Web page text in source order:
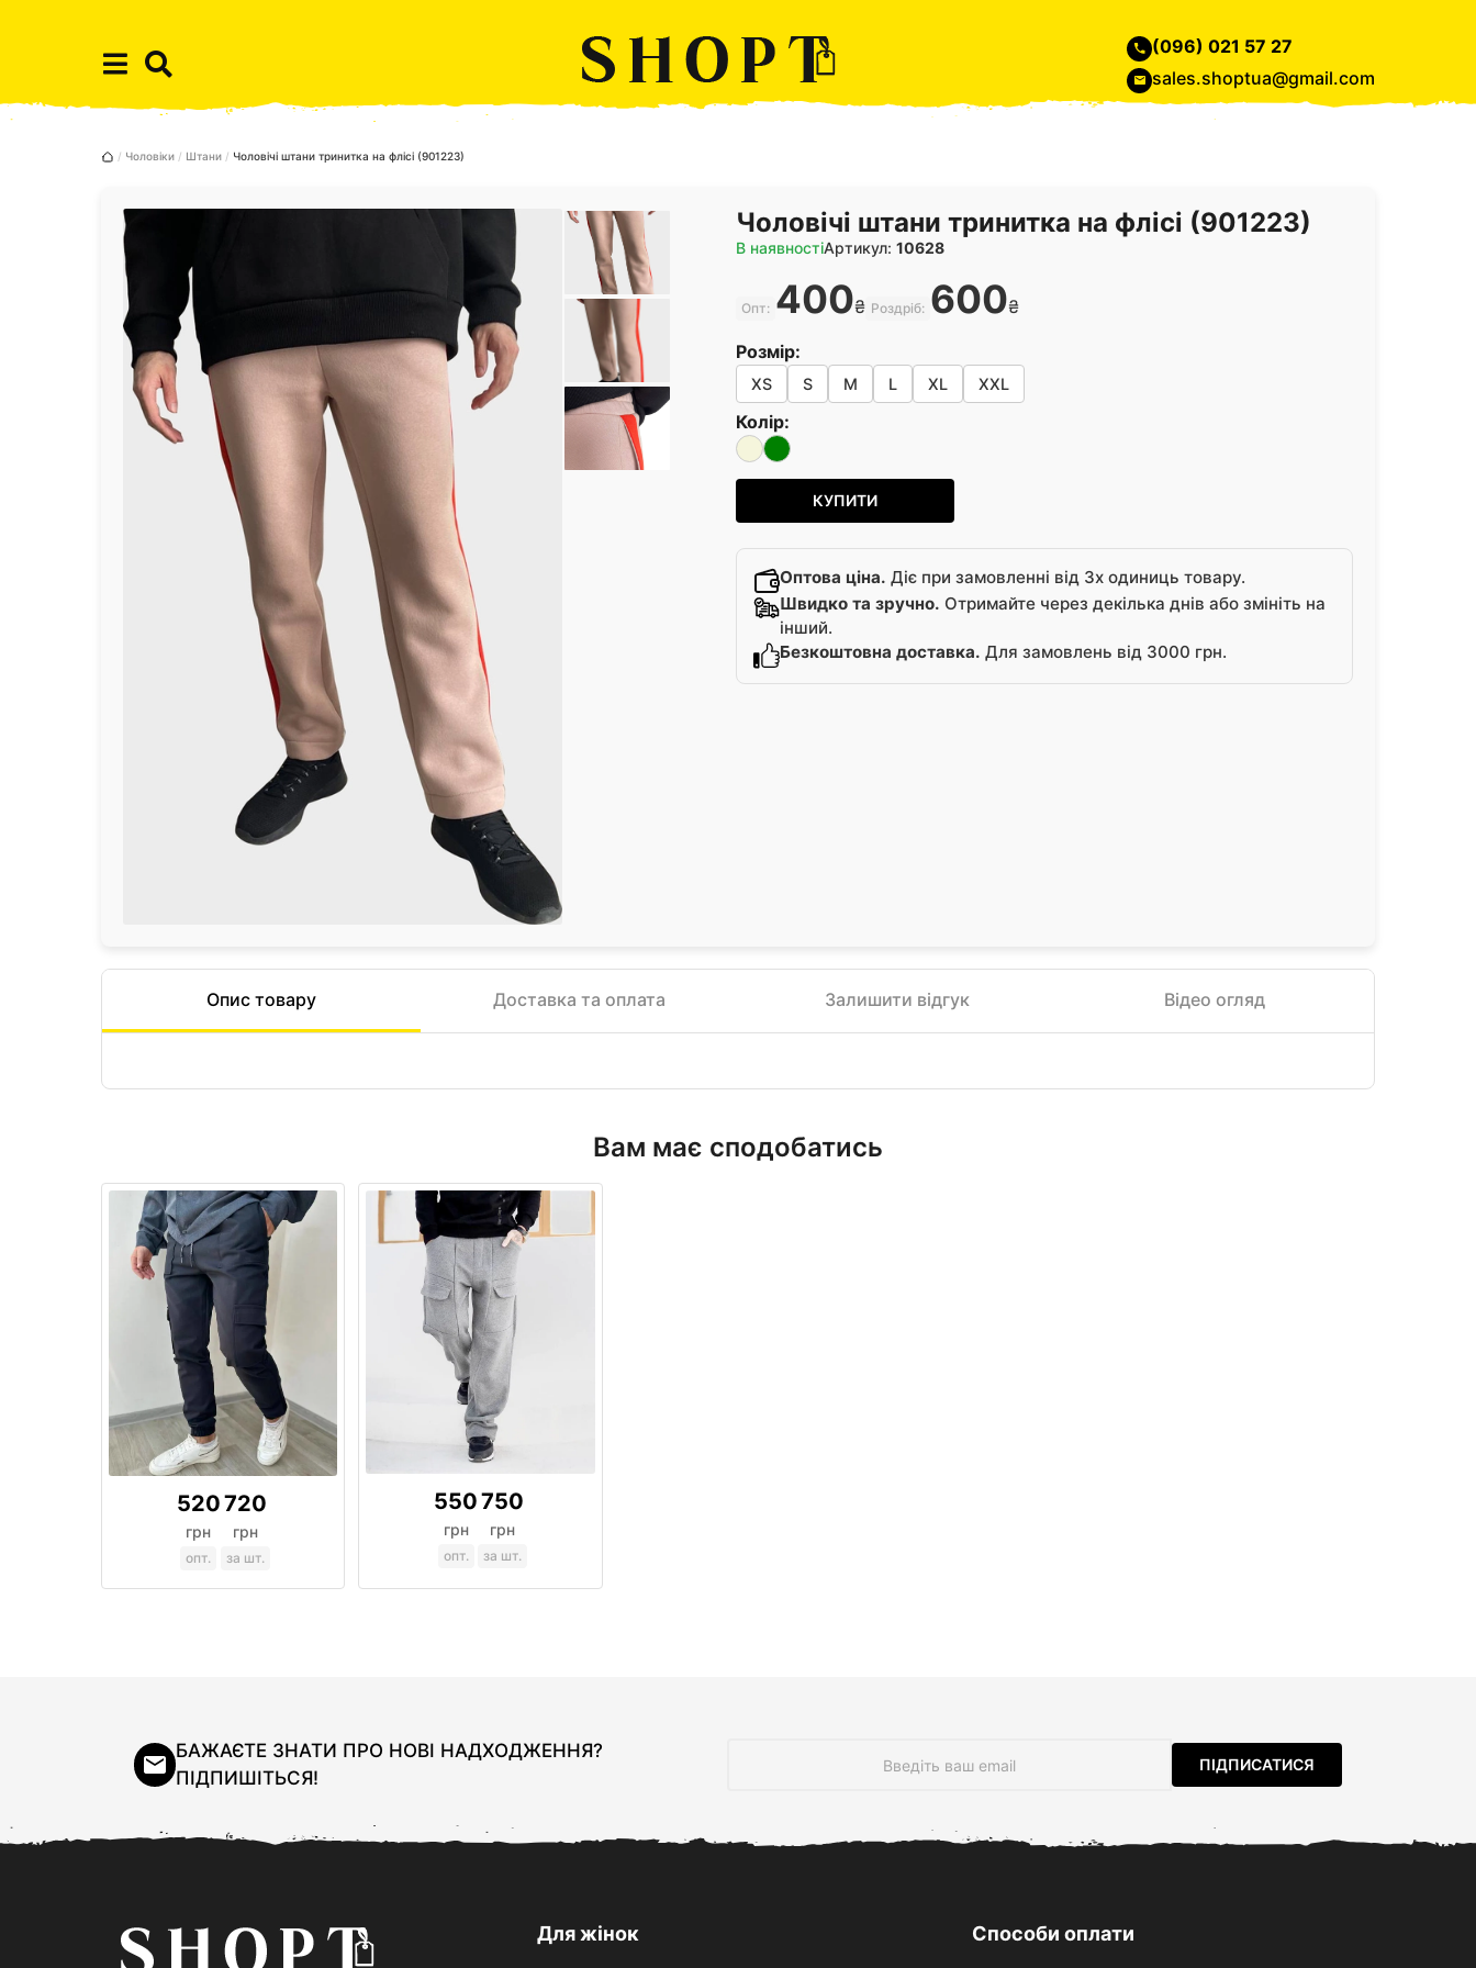
(096) 021 57 27
sales.shoptua@gmail.com
Чоловіки Штани Чоловічі штани тринитка на флісі (901223)
Чоловічі штани тринитка на флісі (901223)
В наявностіАртикул: 10628
Опт: 400₴ Роздріб: 600₴
Розмір:
XS S M L XL XXL
Колір:
КУПИТИ
Оптова ціна. Діє при замовленні від 3х одиниць товару.
Швидко та зручно. Отримайте через декілька днів або змініть на
інший.
Безкоштовна доставка. Для замовлень від 3000 грн.
Опис товару Доставка та оплата Залишити відгук Відео огляд
Вам має сподобатись
520
грн
опт.
720
грн
за шт.
550
грн
опт.
750
грн
за шт.
БАЖАЄТЕ ЗНАТИ ПРО НОВІ НАДХОДЖЕННЯ?
ПІДПИШІТЬСЯ!
Для жінок Способи оплати